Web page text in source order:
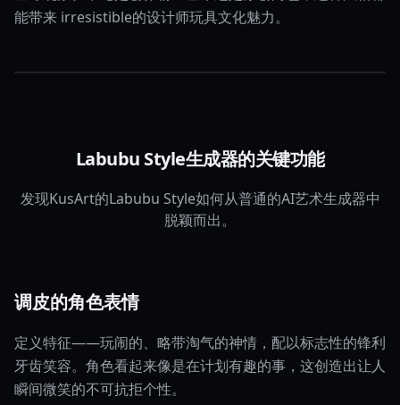
能带来 irresistible的设计师玩具文化魅力。
Labubu Style生成器的关键功能
发现KusArt的Labubu Style如何从普通的AI艺术生成器中
脱颖而出。
调皮的角色表情
定义特征——玩闹的、略带淘气的神情，配以标志性的锋利
牙齿笑容。角色看起来像是在计划有趣的事，这创造出让人
瞬间微笑的不可抗拒个性。